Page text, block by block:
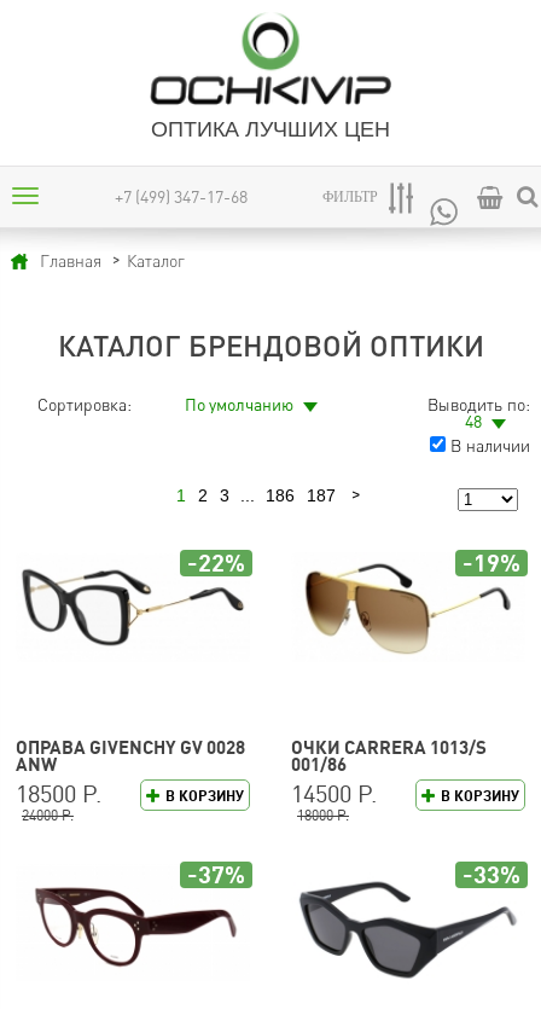
ОПТИКА ЛУЧШИХ ЦЕН
+7 (499) 347-17-68 ФИЛЬТР
Главная Каталог
КАТАЛОГ БРЕНДОВОЙ ОПТИКИ
Сортировка: По умолчанию
Выводить по:
48
В наличии
1 2 3 186 187
ОПРАВА GIVENCHY GV 0028
ANW
В КОРЗИНУ
18500 Р.
24000 Р.
-22%
ОЧКИ CARRERA 1013/S
001/86
В КОРЗИНУ
14500 Р.
18000 Р.
-19%
-37% -33%